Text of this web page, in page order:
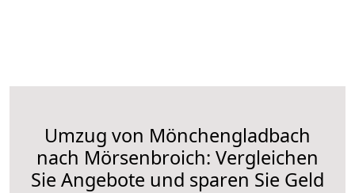
Umzug von Mönchengladbach
nach Mörsenbroich: Vergleichen
Sie Angebote und sparen Sie Geld